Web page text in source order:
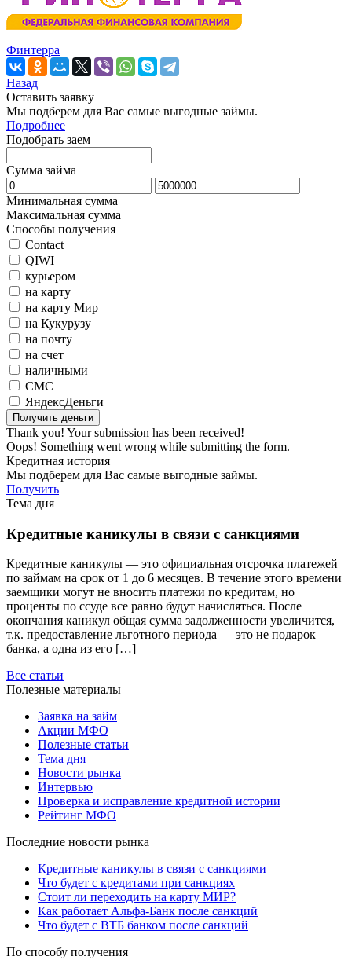
Финтерра
Назад
Оставить заявку
Мы подберем для Вас самые выгодные займы.
Подробнее
Подобрать заем
Сумма займа
Минимальная сумма
Максимальная сумма
Способы получения
Contact
QIWI
курьером
на карту
на карту Мир
на Кукурузу
на почту
на счет
наличными
СМС
ЯндексДеньги
Thank you! Your submission has been received!
Oops! Something went wrong while submitting the form.
Кредитная история
Мы подберем для Вас самые выгодные займы.
Получить
Тема дня
Кредитные каникулы в связи с санкциями
Кредитные каникулы — это официальная отсрочка платежей
по займам на срок от 1 до 6 месяцев. В течение этого времени
заемщики могут не вносить платежи по кредитам, но
проценты по ссуде все равно будут начисляться. После
окончания каникул общая сумма задолженности увеличится,
т.к. предоставление льготного периода — это не подарок
банка, а одна из его […]
Все статьи
Полезные материалы
Заявка на займ
Акции МФО
Полезные статьи
Тема дня
Новости рынка
Интервью
Проверка и исправление кредитной истории
Рейтинг МФО
Последние новости рынка
Кредитные каникулы в связи с санкциями
Что будет с кредитами при санкциях
Стоит ли переходить на карту МИР?
Как работает Альфа-Банк после санкций
Что будет с ВТБ банком после санкций
По способу получения